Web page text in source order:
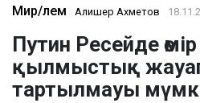
ОҚИҒА
News
Мир/Әлем Алишер Ахметов
Путин Ресейде
қылмыстық
тартылмауы